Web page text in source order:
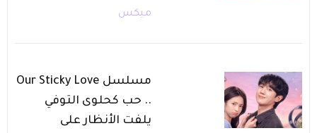
ميكس
مسلسل Our Sticky Love
.. حب كحلوى التوفي
يلفت الأنظار على